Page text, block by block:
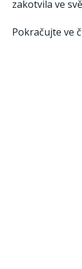
zakotvila ve
Pokračujte ve